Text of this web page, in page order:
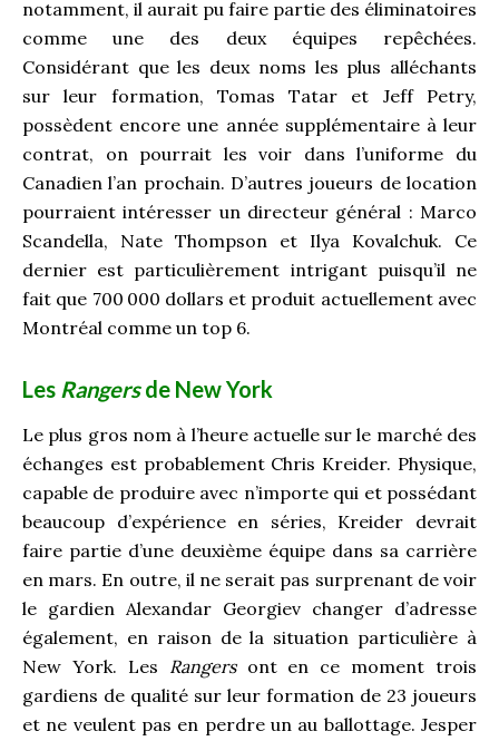
notamment, il aurait pu faire partie des éliminatoires
comme une des deux équipes repêchées.
Considérant que les deux noms les plus alléchants
sur leur formation, Tomas Tatar et Jeff Petry,
possèdent encore une année supplémentaire à leur
contrat, on pourrait les voir dans l’uniforme du
Canadien l’an prochain. D’autres joueurs de location
pourraient intéresser un directeur général : Marco
Scandella, Nate Thompson et Ilya Kovalchuk. Ce
dernier est particulièrement intrigant puisqu’il ne
fait que 700 000 dollars et produit actuellement avec
Montréal comme un top 6.
Les Rangersde New York
Le plus gros nom à l’heure actuelle sur le marché des
échanges est probablement Chris Kreider. Physique,
capable de produire avec n’importe qui et possédant
beaucoup d’expérience en séries, Kreider devrait
faire partie d’une deuxième équipe dans sa carrière
en mars. En outre, il ne serait pas surprenant de voir
le gardien Alexandar Georgiev changer d’adresse
également, en raison de la situation particulière à
New York. Les Rangersont en ce moment trois
gardiens de qualité sur leur formation de 23 joueurs
et ne veulent pas en perdre un au ballottage. Jesper